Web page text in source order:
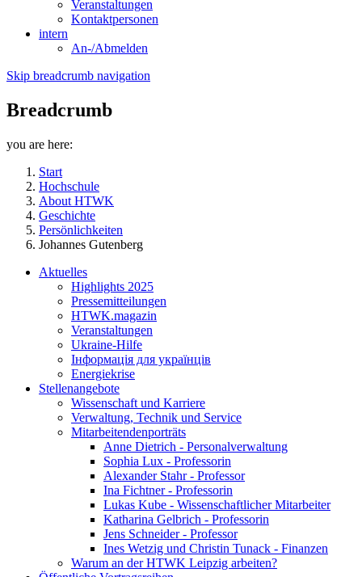
Veranstaltungen
Kontaktpersonen
intern
An-/Abmelden
Skip breadcrumb navigation
Breadcrumb
you are here:
Start
Hochschule
About HTWK
Geschichte
Persönlichkeiten
Johannes Gutenberg
Aktuelles
Highlights 2025
Pressemitteilungen
HTWK.magazin
Veranstaltungen
Ukraine-Hilfe
Інформація для українців
Energiekrise
Stellenangebote
Wissenschaft und Karriere
Verwaltung, Technik und Service
Mitarbeitendenporträts
Anne Dietrich - Personalverwaltung
Sophia Lux - Professorin
Alexander Stahr - Professor
Ina Fichtner - Professorin
Lukas Kube - Wissenschaftlicher Mitarbeiter
Katharina Gelbrich - Professorin
Jens Schneider - Professor
Ines Wetzig und Christin Tunack - Finanzen
Warum an der HTWK Leipzig arbeiten?